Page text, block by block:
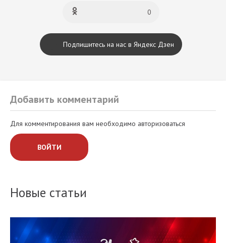
0
Подпишитесь на нас в Яндекс Дзен
Добавить комментарий
Для комментирования вам необходимо авторизоваться
ВОЙТИ
Новые статьи